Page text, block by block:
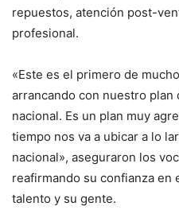
repuestos, atención post-
profesional.
«Este es el primero de
arrancando con nuestro plan
nacional. Es un plan muy
tiempo nos va a ubicar a lo
nacional», aseguraron los
reafirmando su confianza en
talento y su gente.